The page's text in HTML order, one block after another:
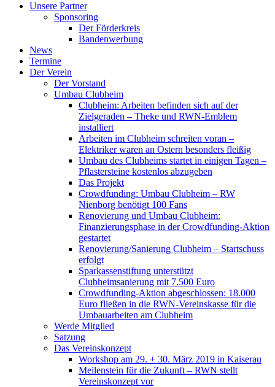
Unsere Partner
Sponsoring
Der Förderkreis
Bandenwerbung
News
Termine
Der Verein
Der Vorstand
Umbau Clubheim
Clubheim: Arbeiten befinden sich auf der
Zielgeraden – Theke und RWN-Emblem
installiert
Arbeiten im Clubheim schreiten voran –
Elektriker waren an Ostern besonders fleißig
Umbau des Clubheims startet in einigen Tagen –
Pflastersteine kostenlos abzugeben
Das Projekt
Crowdfunding: Umbau Clubheim – RW
Nienborg benötigt 100 Fans
Renovierung und Umbau Clubheim:
Finanzierungsphase in der Crowdfunding-Aktion
gestartet
Renovierung/Sanierung Clubheim – Startschuss
erfolgt
Sparkassenstiftung unterstützt
Clubheimsanierung mit 7.500 Euro
Crowdfunding-Aktion abgeschlossen: 18.000
Euro fließen in die RWN-Vereinskasse für die
Umbauarbeiten am Clubheim
Werde Mitglied
Satzung
Das Vereinskonzept
Workshop am 29. + 30. März 2019 in Kaiserau
Meilenstein für die Zukunft – RWN stellt
Vereinskonzept vor